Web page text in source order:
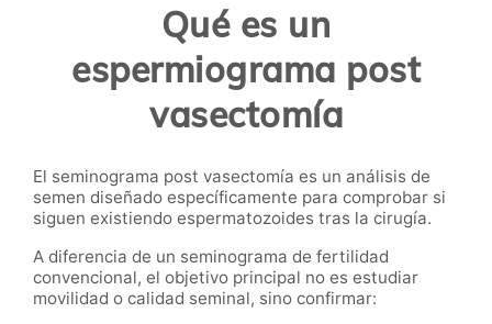
Qué es un
espermiograma post
vasectomía
El seminograma post vasectomía es un análisis de
semen diseñado específicamente para comprobar si
siguen existiendo espermatozoides tras la cirugía.
A diferencia de un seminograma de fertilidad
convencional, el objetivo principal no es estudiar
movilidad o calidad seminal, sino confirmar: